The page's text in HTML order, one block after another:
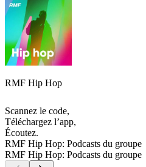
RMF Hip Hop
Scannez le code,
Téléchargez l’app,
Écoutez.
RMF Hip Hop: Podcasts du groupe
RMF Hip Hop: Podcasts du groupe